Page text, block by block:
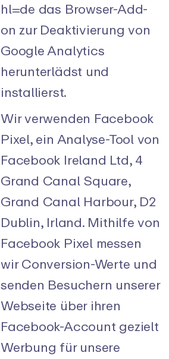
hl=de das Browser-Add-
on zur Deaktivierung von
Google Analytics
herunterlädst und
installierst.
Wir verwenden Facebook
Pixel, ein Analyse-Tool von
Facebook Ireland Ltd, 4
Grand Canal Square,
Grand Canal Harbour, D2
Dublin, Irland. Mithilfe von
Facebook Pixel messen
wir Conversion-Werte und
senden Besuchern unserer
Webseite über ihren
Facebook-Account gezielt
Werbung für unsere